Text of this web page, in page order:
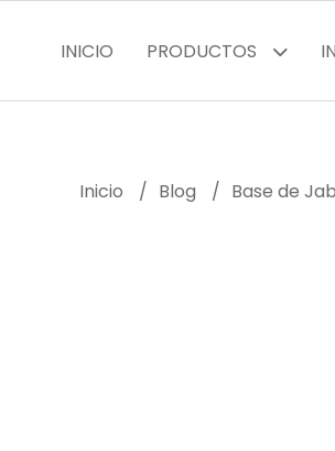
INICIO PRODUCTOS
Inicio
Blog Base de